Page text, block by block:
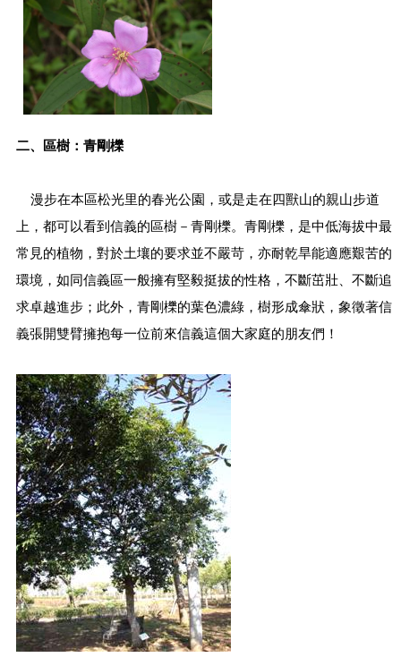
請
案
件
政
資
鄰
里
資
訊
防
救
資
訊
專
區
-
The
Information
of
Disaster
Prevention
觀
光
休
閒
二、區樹：青剛櫟
漫步在本區松光里的春光公園，或是走在四獸山的親山步道
上，都可以看到信義的區樹－青剛櫟。青剛櫟，是中低海拔中最
常見的植物，對於土壤的要求並不嚴苛，亦耐乾旱能適應艱苦的
環境，如同信義區一般擁有堅毅挺拔的性格，不斷茁壯、不斷追
求卓越進步；此外，青剛櫟的葉色濃綠，樹形成傘狀，象徵著信
義張開雙臂擁抱每一位前來信義這個大家庭的朋友們！